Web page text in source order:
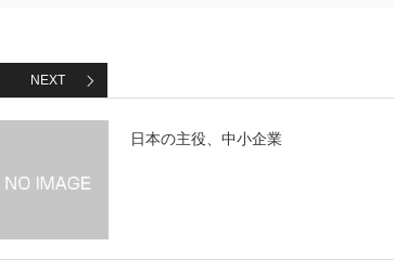
NEXT
日本の主役、中小企業